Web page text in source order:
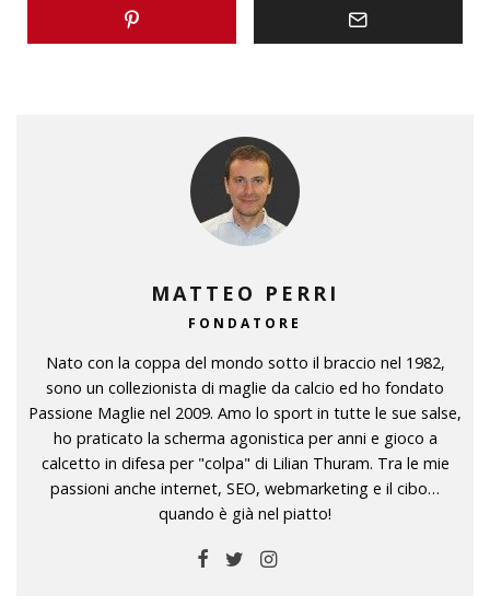
MATTEO PERRI
FONDATORE
Nato con la coppa del mondo sotto il braccio nel 1982,
sono un collezionista di maglie da calcio ed ho fondato
Passione Maglie nel 2009. Amo lo sport in tutte le sue salse,
ho praticato la scherma agonistica per anni e gioco a
calcetto in difesa per "colpa" di Lilian Thuram. Tra le mie
passioni anche internet, SEO, webmarketing e il cibo…
quando è già nel piatto!